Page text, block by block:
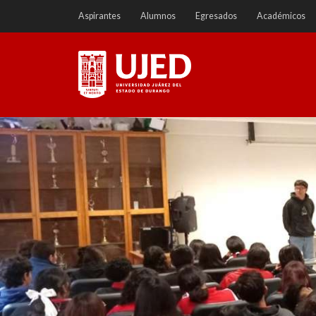
a
Aspirantes Alumnos Egresados Académicos
Universidad Juárez del
Estado de Durango